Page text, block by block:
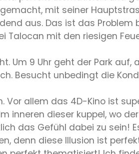
mit seiner
aus. Das ist das
Talocan mit den riesigen
Um 9 Uhr geht der Park auf,
Besucht unbedingt die
Vor allem das 4D-Kino ist
dieser kuppel, wo der
das Gefühl dabei zu
denn diese Illusion ist